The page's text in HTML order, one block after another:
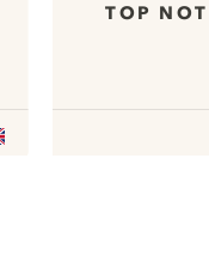
TOP